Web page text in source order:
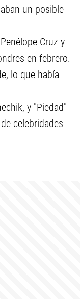
un posible
Cruz y
en febrero.
lo que había
y "Piedad"
celebridades